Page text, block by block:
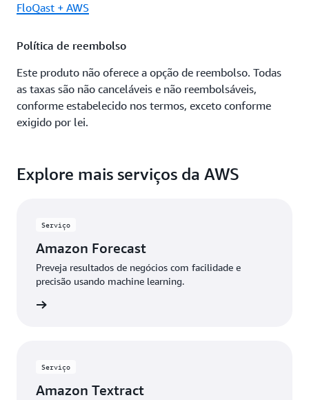
FloQast + AWS
Política de reembolso
Este produto não oferece a opção de reembolso. Todas
as taxas são não canceláveis e não reembolsáveis,
conforme estabelecido nos termos, exceto conforme
exigido por lei.
Explore mais serviços da AWS
Serviço
Amazon Forecast
Preveja resultados de negócios com facilidade e
precisão usando machine learning.
Serviço
Amazon Textract